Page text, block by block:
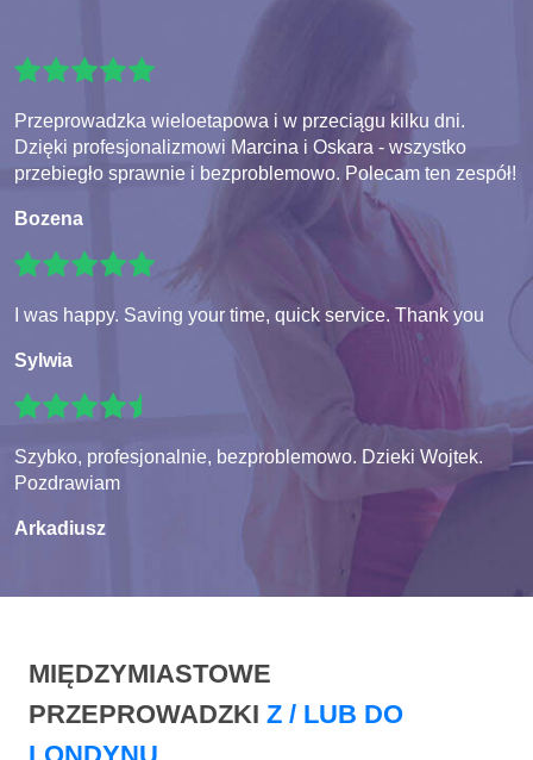
Przeprowadzka wieloetapowa i w przeciągu kilku dni.
Dzięki profesjonalizmowi Marcina i Oskara - wszystko
przebiegło sprawnie i bezproblemowo. Polecam ten zespół!
Bozena
I was happy. Saving your time, quick service. Thank you
Sylwia
Szybko, profesjonalnie, bezproblemowo. Dzieki Wojtek.
Pozdrawiam
Arkadiusz
MIĘDZYMIASTOWE
PRZEPROWADZKI Z / LUB DO